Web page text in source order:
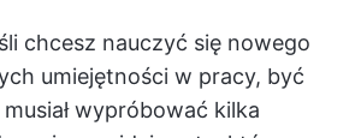
chcesz nauczyć się nowego
umiejętności w pracy, być
wypróbować kilka